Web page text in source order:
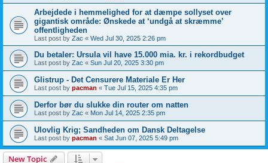
Arbejdede i hemmelighed for at dæmpe sollyset over
gigantisk område: Ønskede at ‘undgå at skræmme’
offentligheden
Last post by Zac « Wed Jul 30, 2025 2:26 pm
Du betaler: Ursula vil have 15.000 mia. kr. i rekordbudget
Last post by Zac « Sun Jul 20, 2025 3:30 pm
Glistrup - Det Censurere Materiale Er Her
Last post by pacman « Tue Jul 15, 2025 4:35 pm
Derfor bør du slukke din router om natten
Last post by Zac « Mon Jul 14, 2025 2:35 pm
Ulovlig Krig; Sandheden om Dansk Deltagelse
Last post by pacman « Sat Jun 07, 2025 5:49 pm
New Topic